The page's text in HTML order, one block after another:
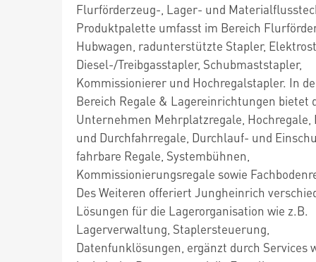
Flurförderzeug-, Lager- und
Produktpalette umfasst im Bereich
Hubwagen, radunterstützte Stapler,
Diesel-/Treibgasstapler, Schubmaststapler,
Kommissionierer und Hochregalstapler. In
Bereich Regale & Lagereinrichtungen bietet
Unternehmen Mehrplatzregale,
und Durchfahrregale, Durchlauf- und
fahrbare Regale, Systembühnen,
Kommissionierungsregale sowie
Des Weiteren offeriert Jungheinrich
Lösungen für die Lagerorganisation wie z.B.
Lagerverwaltung, Staplersteuerung,
Datenfunklösungen, ergänzt durch Services